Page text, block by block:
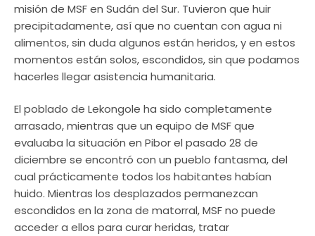
misión de MSF en Sudán del Sur. Tuvieron que huir
precipitadamente, así que no cuentan con agua ni
alimentos, sin duda algunos están heridos, y en estos
momentos están solos, escondidos, sin que podamos
hacerles llegar asistencia humanitaria.
El poblado de Lekongole ha sido completamente
arrasado, mientras que un equipo de MSF que
evaluaba la situación en Pibor el pasado 28 de
diciembre se encontró con un pueblo fantasma, del
cual prácticamente todos los habitantes habían
huido. Mientras los desplazados permanezcan
escondidos en la zona de matorral, MSF no puede
acceder a ellos para curar heridas, tratar